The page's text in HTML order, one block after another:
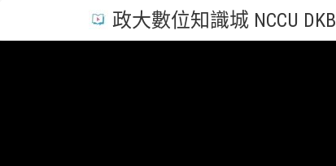
政大數位知識城 NCCU DKB